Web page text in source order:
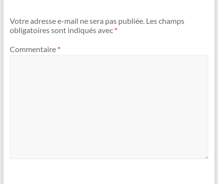
k p
k
Votre adresse e-mail ne sera pas publiée. Les champs
obligatoires sont indiqués avec *
Commentaire *